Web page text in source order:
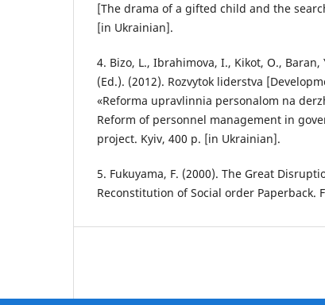
[The drama of a gifted child and the
[in Ukrainian].
4. Bizo, L., Ibrahimova, I., Kikot, O.,
(Ed.). (2012). Rozvytok liderstva
«Reforma upravlinnia personalom na
Reform of personnel management in
project. Kyiv, 400 p. [in Ukrainian].
5. Fukuyama, F. (2000). The Great
Reconstitution of Social order Paperback.